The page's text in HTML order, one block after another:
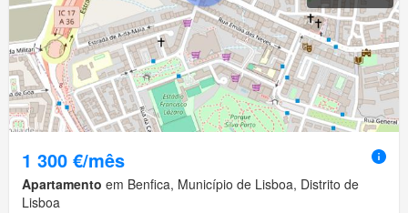
1 300 €/mês
Apartamento em Benfica, Município de Lisboa, Distrito de
Lisboa